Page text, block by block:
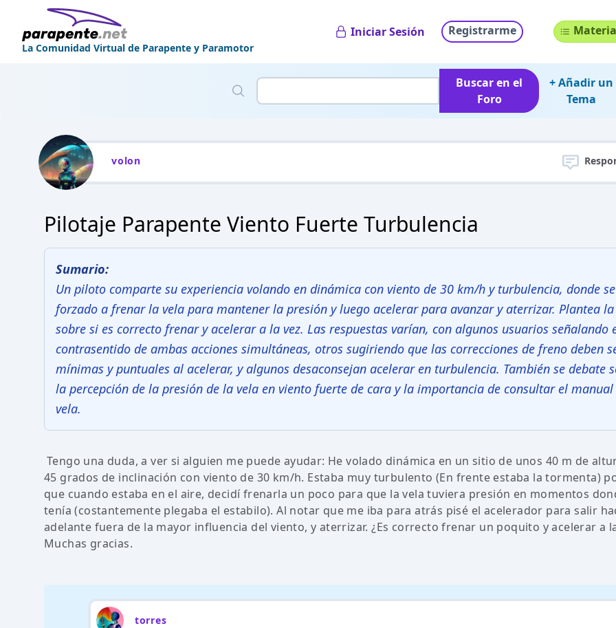
La Comunidad Virtual de Parapente y Paramotor
Iniciar Sesión Registrarme
Buscar en el
Foro
+ Añadir un
Tema
volon
Pilotaje Parapente Viento Fuerte Turbulencia
Sumario:
Un piloto comparte su experiencia volando en dinámica con viento de 30 km/h y turbulencia, donde
forzado a frenar la vela para mantener la presión y luego acelerar para avanzar y aterrizar. Plantea
sobre si es correcto frenar y acelerar a la vez. Las respuestas varían, con algunos usuarios señalando
contrasentido de ambas acciones simultáneas, otros sugiriendo que las correcciones de freno deben
mínimas y puntuales al acelerar, y algunos desaconsejan acelerar en turbulencia. También se debate
la percepción de la presión de la vela en viento fuerte de cara y la importancia de consultar el
vela.
Tengo una duda, a ver si alguien me puede ayudar: He volado dinámica en un sitio de unos 40 m de
45 grados de inclinación con viento de 30 km/h. Estaba muy turbulento (En frente estaba la tormenta)
que cuando estaba en el aire, decidí frenarla un poco para que la vela tuviera presión en momentos
tenía (costantemente plegaba el estabilo). Al notar que me iba para atrás pisé el acelerador para salir
adelante fuera de la mayor influencia del viento, y aterrizar. ¿Es correcto frenar un poquito y acelerar a
Muchas gracias.
torres